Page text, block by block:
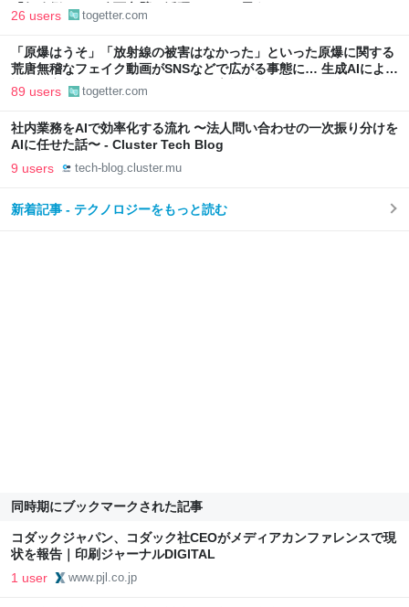
「行政側として八面六臂の活躍をしたと思う」
26 users togetter.com
「原爆はうそ」「放射線の被害はなかった」といった原爆に関する
荒唐無稽なフェイク動画がSNSなどで広がる事態に… 生成AIによる
被爆の実相からはかけ離れた動画も増加、被爆者からは憤りの声も
89 users togetter.com
社内業務をAIで効率化する流れ 〜法人問い合わせの一次振り分けを
AIに任せた話〜 - Cluster Tech Blog
9 users tech-blog.cluster.mu
新着記事 - テクノロジーをもっと読む
同時期にブックマークされた記事
コダックジャパン、コダック社CEOがメディアカンファレンスで現
状を報告｜印刷ジャーナルDIGITAL
1 user www.pjl.co.jp